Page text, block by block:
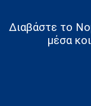
Διαβάστε το
μέσα